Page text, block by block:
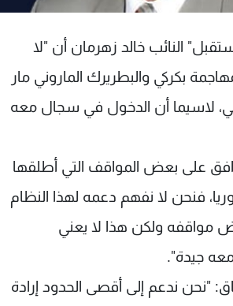
النائب خالد زهرمان أن "لا
بكركي والبطريرك الماروني مار
لاسيما أن الدخول في سجال معه
على بعض المواقف التي أطلقها
فنحن لا نفهم دعمه لهذا النظام
مواقفه ولكن هذا لا يعني
جيدة".
"نحن ندعم إلى أقصى الحدود إرادة
سياسة الخصوصية